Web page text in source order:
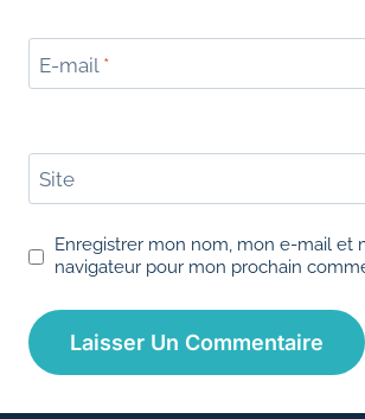
E-mail *
Site
Enregistrer mon nom, mon e-mail et
navigateur pour mon prochain